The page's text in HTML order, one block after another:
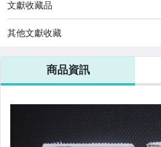
玩具、模型與公仔
偶像、球員卡與郵幣
文獻收藏品
其他文獻收藏
商品資訊